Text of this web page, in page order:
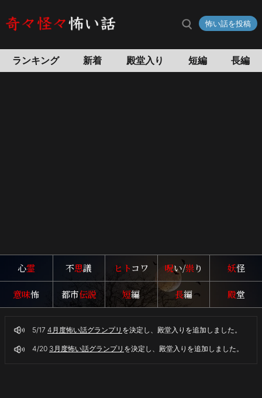
怖い話を投稿
ランキング 新着 殿堂入り 短編 長編
心霊 不思議 ヒトコワ 呪い/祟り 妖怪
意味怖 都市伝説 短編 長編 殿堂
5/17 4月度怖い話グランプリ を決定し、殿堂入りを追加しました。
4/20 3月度怖い話グランプリ を決定し、殿堂入りを追加しました。